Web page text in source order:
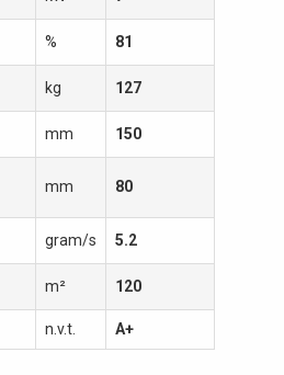
% 81
kg 127
mm 150
mm 80
gram/s 5.2
m² 120
n.v.t. A+